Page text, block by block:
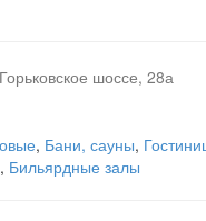
Горьковское шоссе, 28а
, Бани, сауны,
, Бильярдные залы